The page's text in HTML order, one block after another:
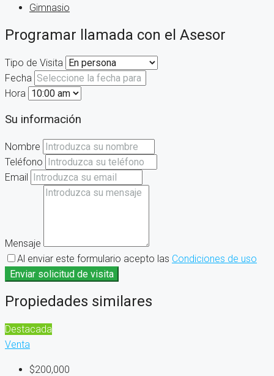
Gimnasio
Programar llamada con el Asesor
Tipo de Visita
Fecha
Hora
Su información
Nombre
Teléfono
Email
Mensaje
Al enviar este formulario acepto las Condiciones de uso
Enviar solicitud de visita
Propiedades similares
Destacada
Venta
$200,000